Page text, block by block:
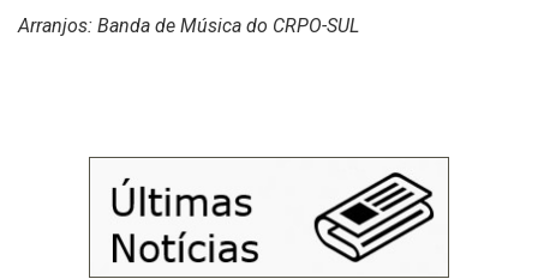
Arranjos: Banda de Música do CRPO-SUL